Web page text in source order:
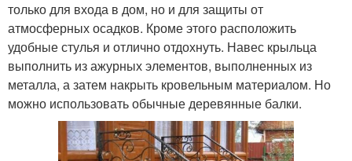
только для входа в дом, но и для защиты от
атмосферных осадков. Кроме этого расположить
удобные стулья и отлично отдохнуть. Навес крыльца
выполнить из ажурных элементов, выполненных из
металла, а затем накрыть кровельным материалом. Но
можно использовать обычные деревянные балки.